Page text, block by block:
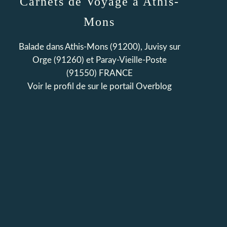
Mons
Balade dans Athis-Mons (91200), Juvisy sur
Orge (91260) et Paray-Vieille-Poste
(91550) FRANCE
Voir le profil de sur le portail Overblog